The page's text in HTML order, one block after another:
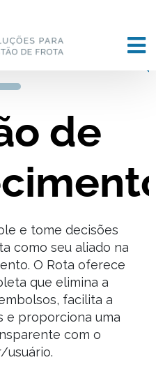
de
e tome decisões
como seu aliado na
O Rota oferece
que elimina a
facilita a
e proporciona uma
com o
usuário.